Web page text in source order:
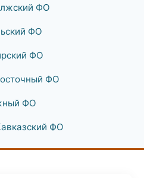
ФО
ФО
ФО
ФО
ФО
ФО